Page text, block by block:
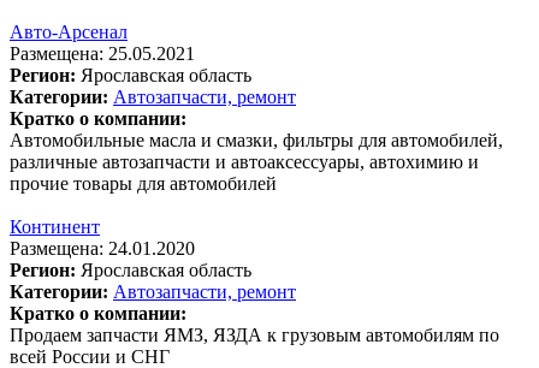
Авто-Арсенал
Размещена: 25.05.2021
Регион: Ярославская область
Категории: Автозапчасти, ремонт
Кратко о компании:
Автомобильные масла и смазки, фильтры для автомобилей,
различные автозапчасти и автоаксессуары, автохимию и
прочие товары для автомобилей
Континент
Размещена: 24.01.2020
Регион: Ярославская область
Категории: Автозапчасти, ремонт
Кратко о компании:
Продаем запчасти ЯМЗ, ЯЗДА к грузовым автомобилям по
всей России и СНГ